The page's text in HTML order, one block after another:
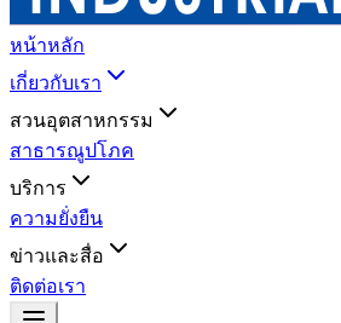
หน้าหลัก
เกี่ยวกับเรา
สวนอุตสาหกรรม
สาธารณูปโภค
บริการ
ความยั่งยืน
ข่าวและสื่อ
ติดต่อเรา